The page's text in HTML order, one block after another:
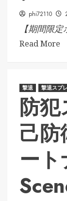
phi72110
【期間限
Read More
撃退 撃退スプ
防
己
ー